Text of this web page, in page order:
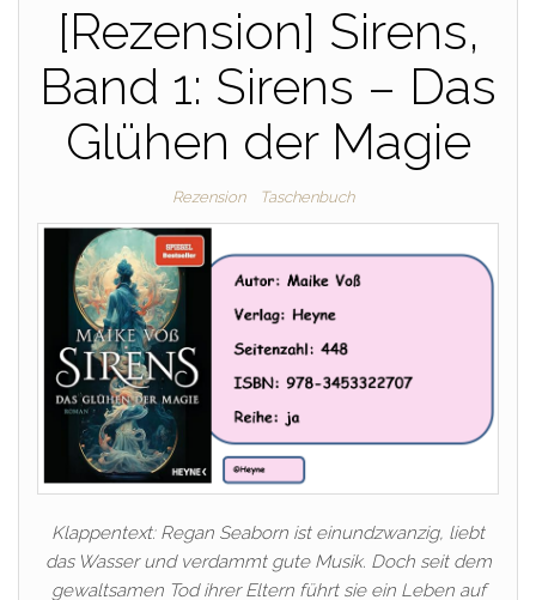
[Rezension] Sirens,
Band 1: Sirens – Das
Glühen der Magie
Rezension Taschenbuch
Klappentext: Regan Seaborn ist einundzwanzig, liebt
das Wasser und verdammt gute Musik. Doch seit dem
gewaltsamen Tod ihrer Eltern führt sie ein Leben auf